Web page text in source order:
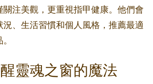
關注美觀，更重視指甲健康。他們會
況、生活習慣和個人風格，推薦最適
靈魂之窗的魔法